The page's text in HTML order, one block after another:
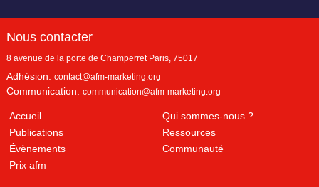
Nous contacter
8 avenue de la porte de Champerret Paris, 75017
Adhésion: contact@afm-marketing.org
Communication: communication@afm-marketing.org
Accueil
Qui sommes-nous ?
Publications
Ressources
Évènements
Communauté
Prix afm